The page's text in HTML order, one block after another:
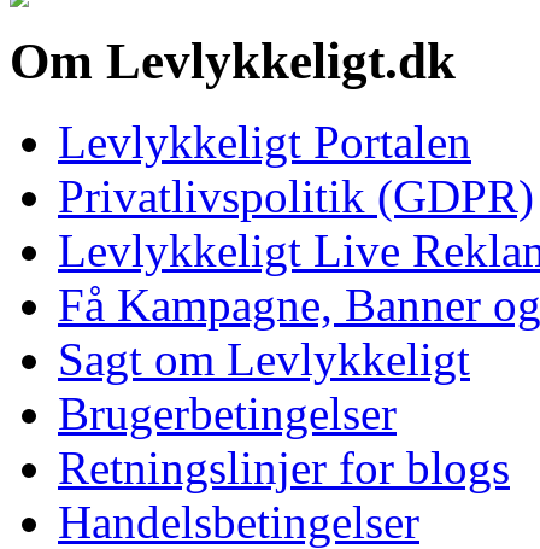
Om Levlykkeligt.dk
Levlykkeligt Portalen
Privatlivspolitik (GDPR)
Levlykkeligt Live
Få Kampagne, Banner
Sagt om Levlykkeligt
Brugerbetingelser
Retningslinjer for blogs
Handelsbetingelser